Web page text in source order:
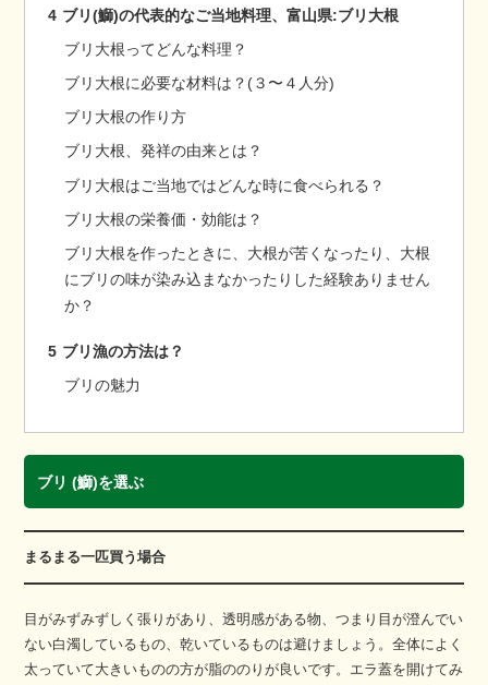
4 ブリ(鰤)の代表的なご当地料理、富山県:ブリ大根
ブリ大根ってどんな料理？
ブリ大根に必要な材料は？(３〜４人分)
ブリ大根の作り方
ブリ大根、発祥の由来とは？
ブリ大根はご当地ではどんな時に食べられる？
ブリ大根の栄養価・効能は？
ブリ大根を作ったときに、大根が苦くなったり、大根
にブリの味が染み込まなかったりした経験ありません
か？
5 ブリ漁の方法は？
ブリの魅力
ブリ (鰤)を選ぶ
まるまる一匹買う場合
目がみずみずしく張りがあり、透明感がある物、つまり目が澄んでい
ない白濁しているもの、乾いているものは避けましょう。全体によく
太っていて大きいものの方が脂ののりが良いです。エラ蓋を開けてみ